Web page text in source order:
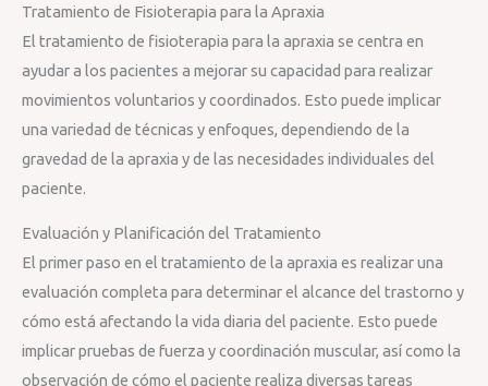
Tratamiento de Fisioterapia para la Apraxia
El tratamiento de fisioterapia para la apraxia se centra en
ayudar a los pacientes a mejorar su capacidad para realizar
movimientos voluntarios y coordinados. Esto puede implicar
una variedad de técnicas y enfoques, dependiendo de la
gravedad de la apraxia y de las necesidades individuales del
paciente.
Evaluación y Planificación del Tratamiento
El primer paso en el tratamiento de la apraxia es realizar una
evaluación completa para determinar el alcance del trastorno y
cómo está afectando la vida diaria del paciente. Esto puede
implicar pruebas de fuerza y coordinación muscular, así como la
observación de cómo el paciente realiza diversas tareas